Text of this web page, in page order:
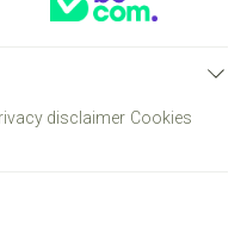
disclaimer Cookies